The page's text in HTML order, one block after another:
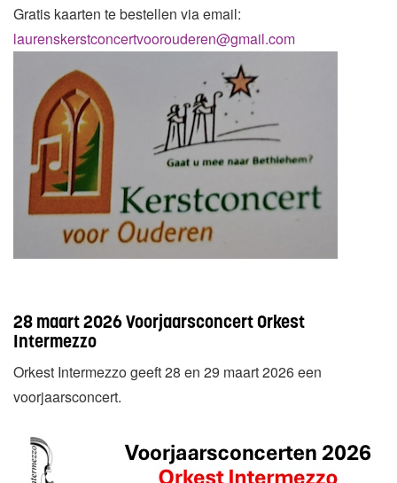
Gratis kaarten te bestellen via email:
laurenskerstconcertvoorouderen@gmail.com
28 maart 2026 Voorjaarsconcert Orkest
Intermezzo
Orkest Intermezzo geeft 28 en 29 maart 2026 een
voorjaarsconcert.